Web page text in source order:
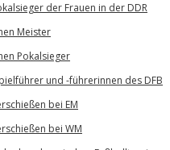
der Frauen in der DDR
Meister
Pokalsieger
und -führerinnen des DFB
bei EM
bei WM